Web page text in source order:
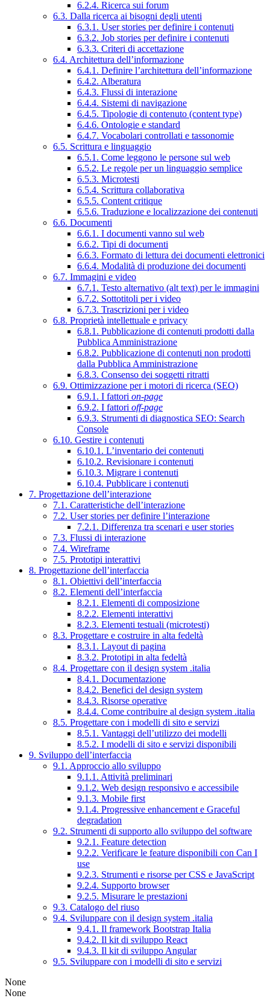
6.2.4. Ricerca sui forum
6.3. Dalla ricerca ai bisogni degli utenti
6.3.1. User stories per definire i contenuti
6.3.2. Job stories per definire i contenuti
6.3.3. Criteri di accettazione
6.4. Architettura dell’informazione
6.4.1. Definire l’architettura dell’informazione
6.4.2. Alberatura
6.4.3. Flussi di interazione
6.4.4. Sistemi di navigazione
6.4.5. Tipologie di contenuto (content type)
6.4.6. Ontologie e standard
6.4.7. Vocabolari controllati e tassonomie
6.5. Scrittura e linguaggio
6.5.1. Come leggono le persone sul web
6.5.2. Le regole per un linguaggio semplice
6.5.3. Microtesti
6.5.4. Scrittura collaborativa
6.5.5. Content critique
6.5.6. Traduzione e localizzazione dei contenuti
6.6. Documenti
6.6.1. I documenti vanno sul web
6.6.2. Tipi di documenti
6.6.3. Formato di lettura dei documenti elettronici
6.6.4. Modalità di produzione dei documenti
6.7. Immagini e video
6.7.1. Testo alternativo (alt text) per le immagini
6.7.2. Sottotitoli per i video
6.7.3. Trascrizioni per i video
6.8. Proprietà intellettuale e privacy
6.8.1. Pubblicazione di contenuti prodotti dalla
Pubblica Amministrazione
6.8.2. Pubblicazione di contenuti non prodotti
dalla Pubblica Amministrazione
6.8.3. Consenso dei soggetti ritratti
6.9. Ottimizzazione per i motori di ricerca (SEO)
6.9.1. I fattori on-page
6.9.2. I fattori off-page
6.9.3. Strumenti di diagnostica SEO: Search
Console
6.10. Gestire i contenuti
6.10.1. L’inventario dei contenuti
6.10.2. Revisionare i contenuti
6.10.3. Migrare i contenuti
6.10.4. Pubblicare i contenuti
7. Progettazione dell’interazione
7.1. Caratteristiche dell’interazione
7.2. User stories per definire l’interazione
7.2.1. Differenza tra scenari e user stories
7.3. Flussi di interazione
7.4. Wireframe
7.5. Prototipi interattivi
8. Progettazione dell’interfaccia
8.1. Obiettivi dell’interfaccia
8.2. Elementi dell’interfaccia
8.2.1. Elementi di composizione
8.2.2. Elementi interattivi
8.2.3. Elementi testuali (microtesti)
8.3. Progettare e costruire in alta fedeltà
8.3.1. Layout di pagina
8.3.2. Prototipi in alta fedeltà
8.4. Progettare con il design system .italia
8.4.1. Documentazione
8.4.2. Benefici del design system
8.4.3. Risorse operative
8.4.4. Come contribuire al design system .italia
8.5. Progettare con i modelli di sito e servizi
8.5.1. Vantaggi dell’utilizzo dei modelli
8.5.2. I modelli di sito e servizi disponibili
9. Sviluppo dell’interfaccia
9.1. Approccio allo sviluppo
9.1.1. Attività preliminari
9.1.2. Web design responsivo e accessibile
9.1.3. Mobile first
9.1.4. Progressive enhancement e Graceful
degradation
9.2. Strumenti di supporto allo sviluppo del software
9.2.1. Feature detection
9.2.2. Verificare le feature disponibili con Can I
use
9.2.3. Strumenti e risorse per CSS e JavaScript
9.2.4. Supporto browser
9.2.5. Misurare le prestazioni
9.3. Catalogo del riuso
9.4. Sviluppare con il design system .italia
9.4.1. Il framework Bootstrap Italia
9.4.2. Il kit di sviluppo React
9.4.3. Il kit di sviluppo Angular
9.5. Sviluppare con i modelli di sito e servizi
None
None